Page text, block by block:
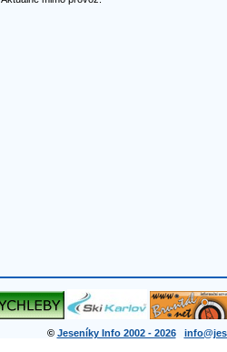
© Jeseníky Info 2002 - 2026